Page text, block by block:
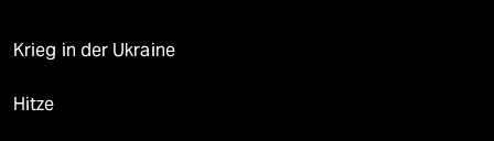
Krieg in der Ukraine
Hitze